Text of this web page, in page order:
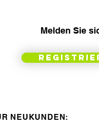
Melden Sie
NEUKUNDEN: